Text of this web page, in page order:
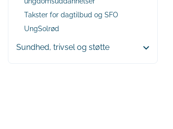
Takster for dagtilbud og SFO
UngSolrød
Sundhed, trivsel og støtte